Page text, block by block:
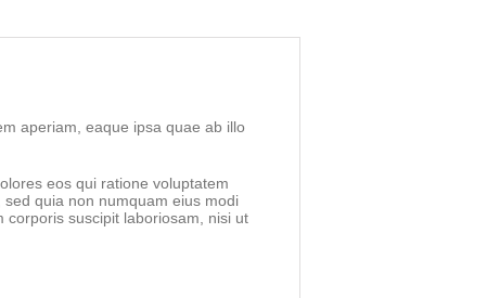
aperiam, eaque ipsa quae ab illo
eos qui ratione voluptatem
quia non numquam eius modi
suscipit laboriosam, nisi ut